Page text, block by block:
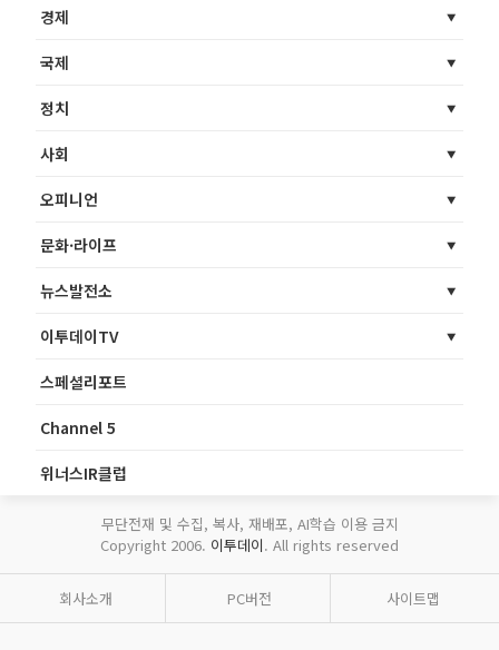
경제
국제
정치
사회
오피니언
문화·라이프
뉴스발전소
이투데이TV
스페셜리포트
Channel 5
위너스IR클럽
무단전재 및 수집, 복사, 재배포, AI학습 이용 금지
Copyright 2006. 이투데이. All rights reserved
회사소개 PC버전 사이트맵